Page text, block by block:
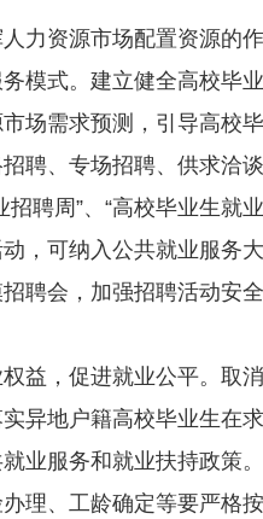
资源市场配置资源的作
模式。建立健全高校毕
场需求预测，引导高校
聘、专场招聘、供求洽
招聘周”、“高校毕业生就
，可纳入公共就业服务
聘会，加强招聘活动安
，促进就业公平。取消
异地户籍高校毕业生在
业服务和就业扶持政策
理、工龄确定等要严格